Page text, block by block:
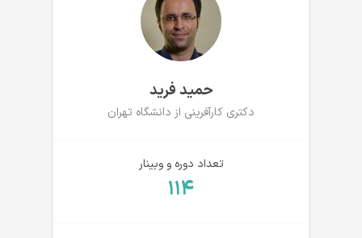
حمید فرید
دکتری کارآفرینی از دانشگاه تهران
تعداد دوره و وبینار
۱۱۴